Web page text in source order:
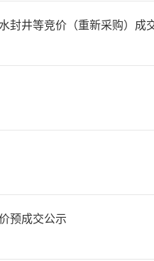
封井等竞价（重新采购）成
预成交公示